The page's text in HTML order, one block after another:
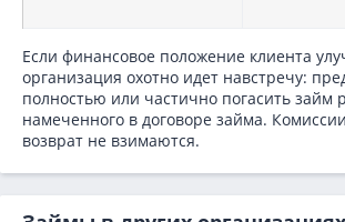
Если финансовое положение клиента
организация охотно идет навстречу:
полностью или частично погасить займ
намеченного в договоре займа.
возврат не взимаются.